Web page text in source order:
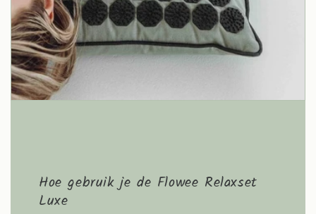
Hoe gebruik je de Flowee Relaxset
Luxe